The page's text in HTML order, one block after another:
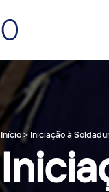
Início> Iniciação à